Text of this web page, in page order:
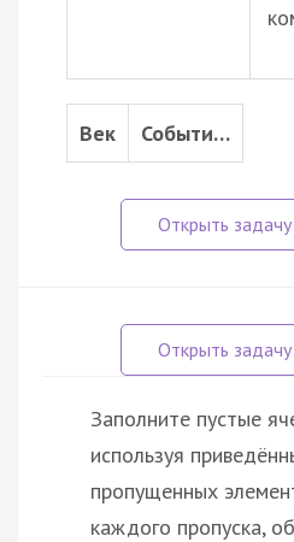
Век Событи…
Заполните пустые
используя
пропущенных
каждого пропуска,